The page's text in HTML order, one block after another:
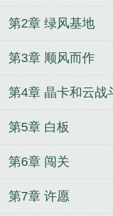
第2章 绿风基地
第3章 顺风而作
第4章 晶卡和云战
第5章 白板
第6章 闯关
第7章 许愿